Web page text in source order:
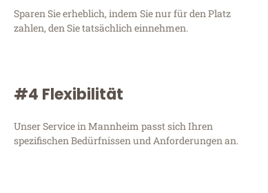
Sparen Sie erheblich, indem Sie nur für den Platz
zahlen, den Sie tatsächlich einnehmen.
#4 Flexibilität
Unser Service in Mannheim passt sich Ihren
spezifischen Bedürfnissen und Anforderungen an.